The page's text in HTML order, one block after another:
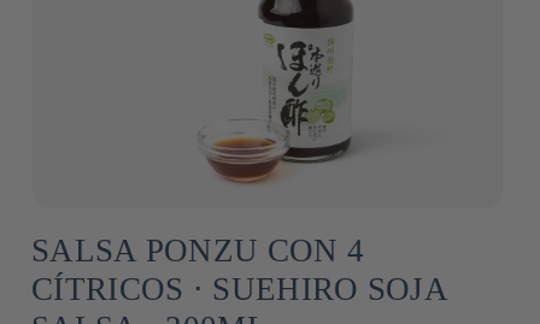
SALSA PONZU CON 4
CÍTRICOS ⋅ SUEHIRO SOJA